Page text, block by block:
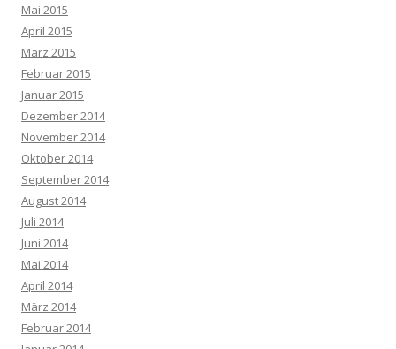
Mai 2015
April 2015
März 2015
Februar 2015
Januar 2015
Dezember 2014
November 2014
Oktober 2014
September 2014
August 2014
Juli 2014
Juni 2014
Mai 2014
April 2014
März 2014
Februar 2014